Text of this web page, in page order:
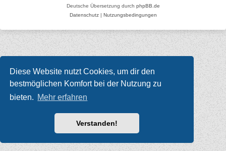
Diese Website nutzt Cookies, um dir den
bestmöglichen Komfort bei der Nutzung zu
bieten. Mehr erfahren
Verstanden!
Deutsche Übersetzung durch phpBB.de
Datenschutz| Nutzungsbedingungen